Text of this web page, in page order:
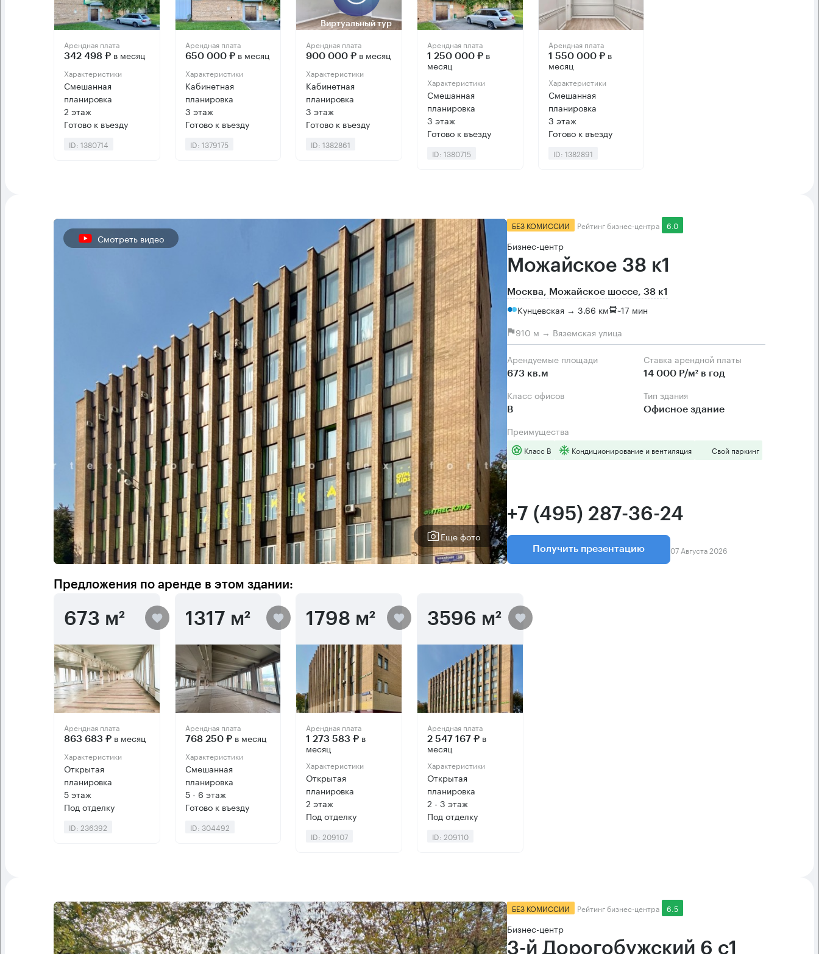
Арендная плата
342 498 ₽ в месяц
Характеристики
Смешанная
планировка
2 этаж
Готово к въезду
ID: 1380714
Арендная плата
650 000 ₽в месяц
Характеристики
Кабинетная
планировка
3 этаж
Готово к въезду
ID: 1379175
Виртуальный тур
Арендная плата
900 000 ₽ в месяц
Характеристики
Кабинетная
планировка
3 этаж
Готово к въезду
ID: 1382861
Арендная плата
1 250 000 ₽в
месяц
Характеристики
Смешанная
планировка
3 этаж
Готово к въезду
ID: 1380715
Арендная плата
1 550 000 ₽в
месяц
Характеристики
Смешанная
планировка
3 этаж
Готово к въезду
ID: 1382891
Смотреть видео
Еще фото
БЕЗ КОМИССИИ Рейтинг бизнес-центра 6.0
Бизнес-центр
Можайское 38 к1
Москва, Можайское шоссе, 38 к1
Кунцевская → 3.66 км ~17 мин
910 м → Вяземская улица
Арендуемые площади
673 кв.м
Ставка арендной платы
14 000 Р/м² в год
Класс офисов
B
Тип здания
Офисное здание
Преимущества
Класс B Кондиционирование и вентиляция Свой паркинг
+7 (495) 287-36-24
Получить презентацию 07 Августа 2026
Предложения по аренде в этом здании:
673 м²
Арендная плата
863 683 ₽ в месяц
Характеристики
Открытая
планировка
5 этаж
Под отделку
ID: 236392
1317 м²
Арендная плата
768 250 ₽в месяц
Характеристики
Смешанная
планировка
5 - 6 этаж
Готово к въезду
ID: 304492
1798 м²
Арендная плата
1 273 583 ₽ в
месяц
Характеристики
Открытая
планировка
2 этаж
Под отделку
ID: 209107
3596 м²
Арендная плата
2 547 167 ₽в
месяц
Характеристики
Открытая
планировка
2 - 3 этаж
Под отделку
ID: 209110
БЕЗ КОМИССИИ Рейтинг бизнес-центра 6.5
Бизнес-центр
3-й Дорогобужский 6 с1